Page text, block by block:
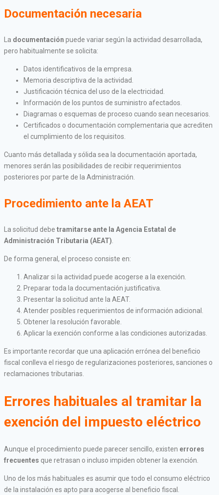
Documentación necesaria
La documentación puede variar según la actividad desarrollada,
pero habitualmente se solicita:
Datos identificativos de la empresa.
Memoria descriptiva de la actividad.
Justificación técnica del uso de la electricidad.
Información de los puntos de suministro afectados.
Diagramas o esquemas de proceso cuando sean necesarios.
Certificados o documentación complementaria que acrediten
el cumplimiento de los requisitos.
Cuanto más detallada y sólida sea la documentación aportada,
menores serán las posibilidades de recibir requerimientos
posteriores por parte de la Administración.
Procedimiento ante la AEAT
La solicitud debe tramitarse ante la Agencia Estatal de
Administración Tributaria (AEAT).
De forma general, el proceso consiste en:
Analizar si la actividad puede acogerse a la exención.
Preparar toda la documentación justificativa.
Presentar la solicitud ante la AEAT.
Atender posibles requerimientos de información adicional.
Obtener la resolución favorable.
Aplicar la exención conforme a las condiciones autorizadas.
Es importante recordar que una aplicación errónea del beneficio
fiscal conlleva el riesgo de regularizaciones posteriores, sanciones o
reclamaciones tributarias.
Errores habituales al tramitar la
exención del impuesto eléctrico
Aunque el procedimiento puede parecer sencillo, existen errores
frecuentes que retrasan o incluso impiden obtener la exención.
Uno de los más habituales es asumir que todo el consumo eléctrico
de la instalación es apto para acogerse al beneficio fiscal.